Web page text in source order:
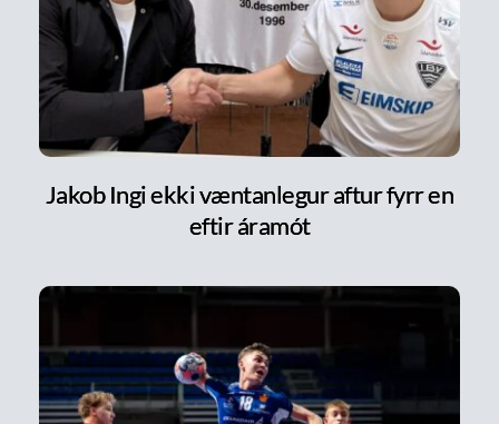
Jakob Ingi ekki væntanlegur aftur fyrr en
eftir áramót